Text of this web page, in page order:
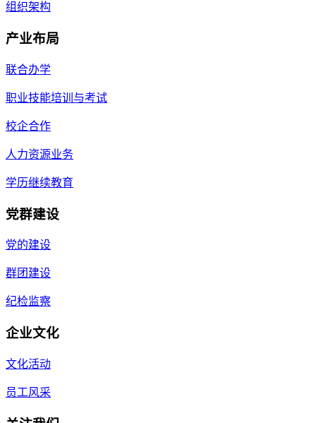
组织架构
产业布局
联合办学
职业技能培训与考试
校企合作
人力资源业务
学历继续教育
党群建设
党的建设
群团建设
纪检监察
企业文化
文化活动
员工风采